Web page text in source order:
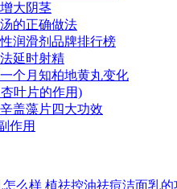
大阴茎
的正确做法
润滑剂品牌排行榜
延时射精
个月知柏地黄丸变化
叶片的作用)
盖藻片四大功效
作用
么样 植祛控油祛痘洁面乳的